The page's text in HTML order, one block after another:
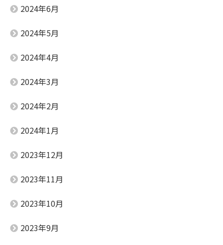
2024年6月
2024年5月
2024年4月
2024年3月
2024年2月
2024年1月
2023年12月
2023年11月
2023年10月
2023年9月